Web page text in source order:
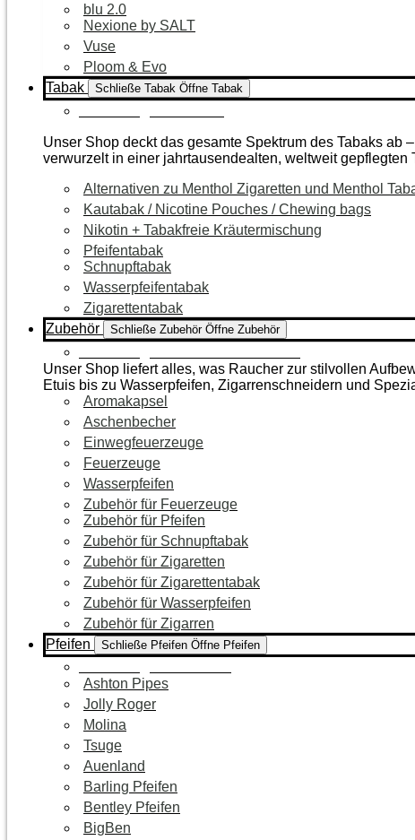
blu 2.0
Nexione by SALT
Vuse
Ploom & Evo
Tabak
Schließe Tabak Öffne Tabak
Unser Shop deckt das gesamte Spektrum des Tabaks ab
verwurzelt in einer jahrtausendealten, weltweit gepflegten
Alternativen zu Menthol Zigaretten und Menthol
Kautabak / Nicotine Pouches / Chewing bags
Nikotin + Tabakfreie Kräutermischung
Pfeifentabak
Schnupftabak
Wasserpfeifentabak
Zigarettentabak
Zubehör
Schließe Zubehör Öffne Zubehör
Unser Shop liefert alles, was Raucher zur stilvollen
Etuis bis zu Wasserpfeifen, Zigarrenschneidern und
Aromakapsel
Aschenbecher
Einwegfeuerzeuge
Feuerzeuge
Wasserpfeifen
Zubehör für Feuerzeuge
Zubehör für Pfeifen
Zubehör für Schnupftabak
Zubehör für Zigaretten
Zubehör für Zigarettentabak
Zubehör für Wasserpfeifen
Zubehör für Zigarren
Pfeifen
Schließe Pfeifen Öffne Pfeifen
Ashton Pipes
Jolly Roger
Molina
Tsuge
Auenland
Barling Pfeifen
Bentley Pfeifen
BigBen